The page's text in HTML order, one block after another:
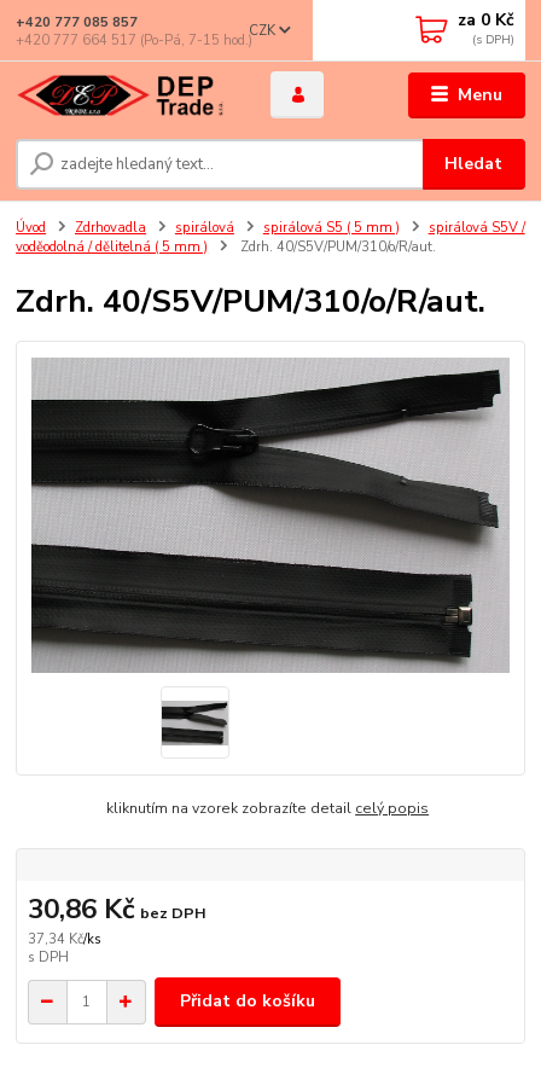
Menu
CZK
Hledat
+420 777 085 857
+420 777 664 517 (Po-Pá, 7-15 hod.)
za 0 Kč
Úvod Zdrhovadla spirálová spirálová S5 ( 5 mm )
spirálová S5V /
voděodolná / dělitelná ( 5 mm )
Zdrh. 40/S5V/PUM/310/o/R/aut.
Zdrh. 40/S5V/PUM/310/o/R/aut.
kliknutím na vzorek zobrazíte detail celý popis
37,34 Kč/ks
30,86 Kč bez DPH
Přidat do košíku